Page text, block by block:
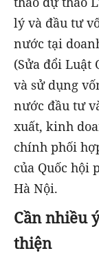
lý và đầu tư
nước tại
(Sửa đổi Luật
và sử dụng
nước đầu tư
xuất, kinh
chính phối
của Quốc hội
Hà Nội.
Cần nhiều
thiện